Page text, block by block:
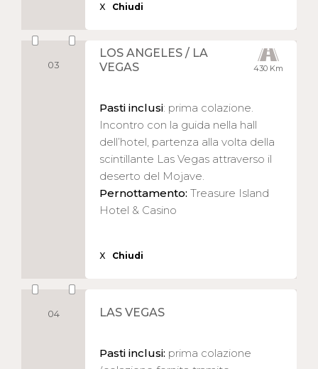
X Chiudi
03 430 Km
LOS ANGELES / LA
VEGAS
Pasti inclusi: prima colazione.
Incontro con la guida nella hall
dell’hotel, partenza alla volta della
scintillante Las Vegas attraverso il
deserto del Mojave.
Pernottamento: Treasure Island
Hotel & Casino
X Chiudi
04 LAS VEGAS
Pasti inclusi: prima colazione